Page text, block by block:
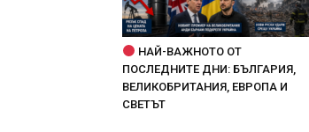
НАЙ-ВАЖНОТО ОТ
ПОСЛЕДНИТЕ ДНИ: БЪЛГАРИЯ,
ВЕЛИКОБРИТАНИЯ, ЕВРОПА И
СВЕТЪТ